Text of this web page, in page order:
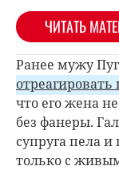
ЧИТАТЬ
Ранее мужу
отреагировать
что его жена
без фанеры.
супруга пела
только с